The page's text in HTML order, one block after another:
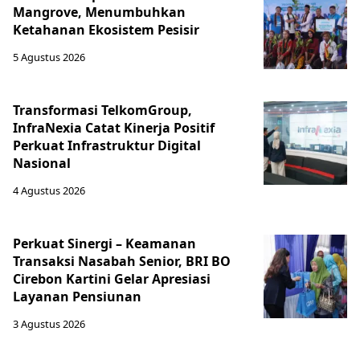
Mangrove, Menumbuhkan
Ketahanan Ekosistem Pesisir
5 Agustus 2026
Transformasi TelkomGroup,
InfraNexia Catat Kinerja Positif
Perkuat Infrastruktur Digital
Nasional
4 Agustus 2026
Perkuat Sinergi – Keamanan
Transaksi Nasabah Senior, BRI BO
Cirebon Kartini Gelar Apresiasi
Layanan Pensiunan
3 Agustus 2026